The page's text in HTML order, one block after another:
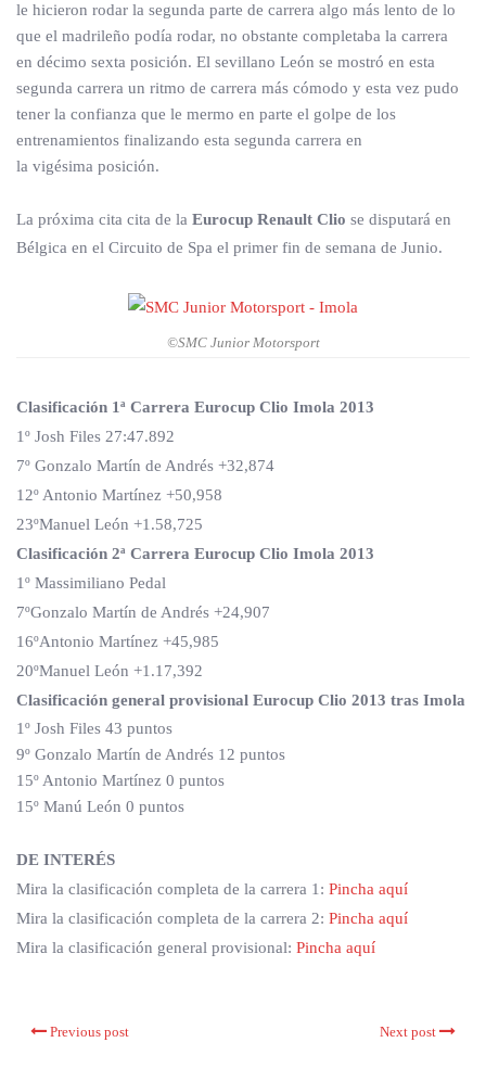
le hicieron rodar la segunda parte de carrera algo más lento de lo
que el madrileño podía rodar, no obstante completaba la carrera
en décimo sexta posición. El sevillano León se mostró en esta
segunda carrera un ritmo de carrera más cómodo y esta vez pudo
tener la confianza que le mermo en parte el golpe de los
entrenamientos finalizando esta segunda carrera en
la vigésima posición.
La próxima cita cita de la Eurocup Renault Clio se disputará en
Bélgica en el Circuito de Spa el primer fin de semana de Junio.
©SMC Junior Motorsport
Clasificación 1ª Carrera Eurocup Clio Imola 2013
1º Josh Files 27:47.892
7º Gonzalo Martín de Andrés +32,874
12º Antonio Martínez +50,958
23ºManuel León +1.58,725
Clasificación 2ª Carrera Eurocup Clio Imola 2013
1º Massimiliano Pedal
7ºGonzalo Martín de Andrés +24,907
16ºAntonio Martínez +45,985
20ºManuel León +1.17,392
Clasificación general provisional Eurocup Clio 2013 tras Imola
1º Josh Files 43 puntos
9º Gonzalo Martín de Andrés 12 puntos
15º Antonio Martínez 0 puntos
15º Manú León 0 puntos
DE INTERÉS
Mira la clasificación completa de la carrera 1: Pincha aquí
Mira la clasificación completa de la carrera 2: Pincha aquí
Mira la clasificación general provisional: Pincha aquí
Previous post Next post